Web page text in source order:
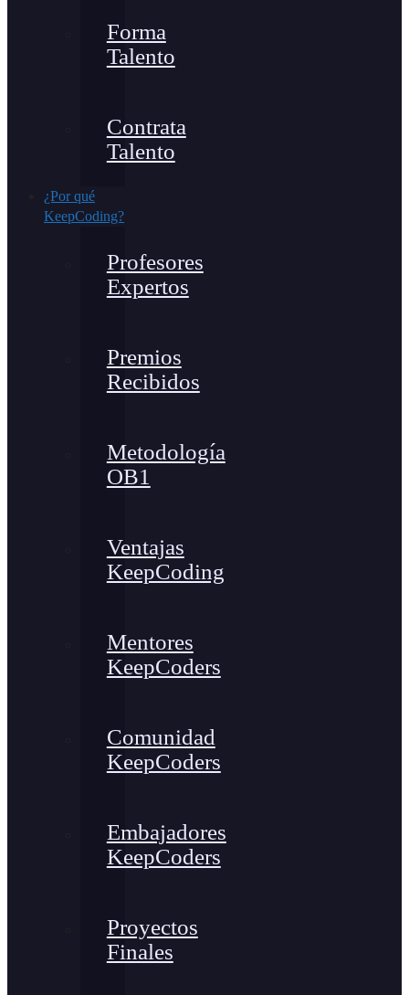
Forma
Talento
Contrata
Talento
¿Por qué
KeepCoding?
Profesores
Expertos
Premios
Recibidos
Metodología
OB1
Ventajas
KeepCoding
Mentores
KeepCoders
Comunidad
KeepCoders
Embajadores
KeepCoders
Proyectos
Finales